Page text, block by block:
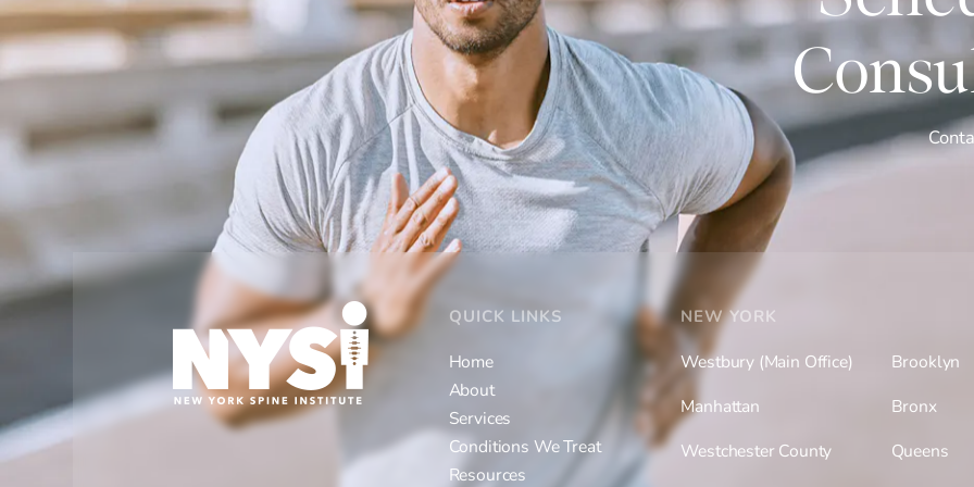
QUICK LINKS
Home
About
Services
Conditions We Treat
Resources
NEW YORK
Westbury (Main Office)
Manhattan
Westchester County
Brooklyn
Bronx
Queens